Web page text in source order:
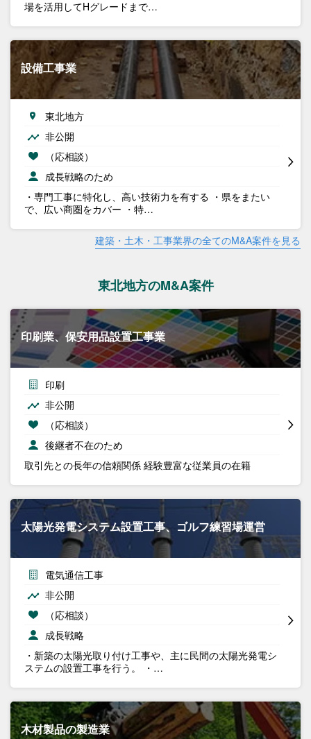
場を活用してHグレードまで…
設備工事業
東北地方
非公開
（応相談）
成長戦略のため
・専門工事に特化し、高い技術力を有する ・県をまたい
で、広い商圏をカバー ・特…
建築・土木・工事業界の全てのM&A案件を見る
東北地方のM&A案件
印刷業、保安用品設置工事業
印刷
非公開
（応相談）
後継者不在のため
取引先との長年の信頼関係 経験豊富な従業員の在籍
太陽光発電システム設置工事、ゴルフ練習場運営
電気通信工事
非公開
（応相談）
成長戦略
・新築の太陽光取り付け工事や、主に民間の太陽光発電シ
ステムの設置工事を行う。 ・…
木材製品の製造業